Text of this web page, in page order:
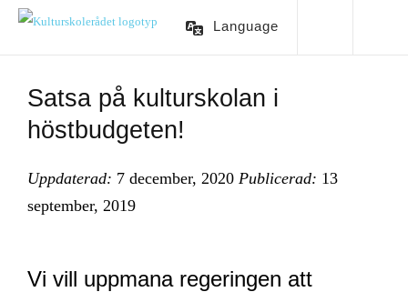
Language
Satsa på kulturskolan i
höstbudgeten!
Uppdaterad: 7 december, 2020 Publicerad: 13
september, 2019
Vi vill uppmana regeringen att